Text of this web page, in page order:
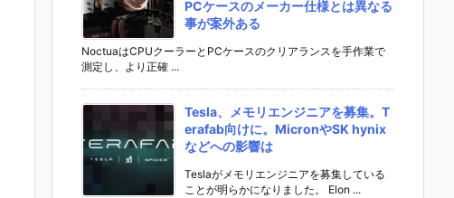
PCケースのメーカー仕様とは異なる
事が案外ある
NoctuaはCPUクーラーとPCケースのクリアランスを手作業で
測定し、より正確 ...
Tesla、メモリエンジニアを募集。T
erafab向けに。MicronやSK hynix
などへの影響は
Teslaがメモリエンジニアを募集している
ことが明らかになりました。 Elon ...